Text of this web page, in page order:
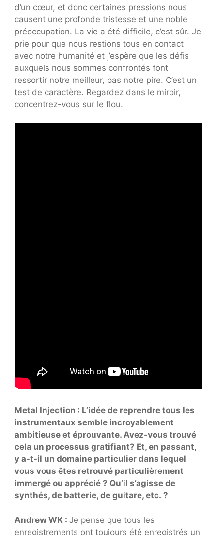
d’un cœur, et donc certaines pressions nous
causent une profonde tristesse et une noble
préoccupation. La vie a été difficile, c’est sûr. Je
prie pour que nous restions tous en contact
avec notre humanité et j’espère que les défis
auxquels nous sommes confrontés font
ressortir notre meilleur, pas notre pire. C’est un
test de caractère. Regardez dans le miroir,
concentrez-vous sur le flou.
Metal Injection : L’idée de reprendre tous les
instrumentaux semble incroyablement
ambitieuse et éprouvante. Avez-vous trouvé
cela un processus gratifiant? Et, en passant,
y a-t-il un domaine particulier dans lequel
vous vous êtes retrouvé particulièrement
immergé ou apprécié ? Qu’il s’agisse de
synthés, de batterie, de guitare, etc. ?
Andrew WK : Je pense que tous les
enregistrements ont toujours été enregistrés un